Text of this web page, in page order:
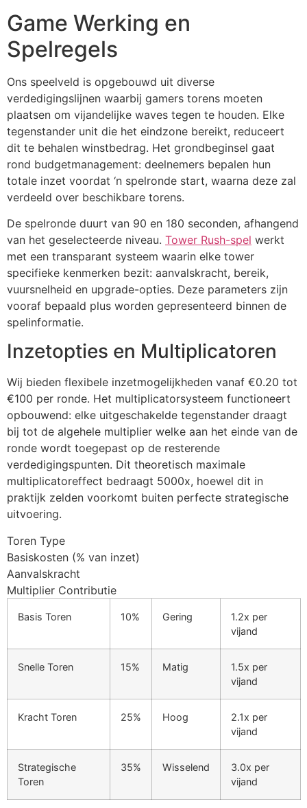
panel
panel
panel
panel
panel
panel
panel
panel
panel
panel
panel
panel
panel
Panel
Panel
oku
Panel
Panel
panel
Oku
panel
panel
Game Werking en
Spelregels
Ons speelveld is opgebouwd uit diverse
verdedigingslijnen waarbij gamers torens moeten
plaatsen om vijandelijke waves tegen te houden. Elke
tegenstander unit die het eindzone bereikt, reduceert
dit te behalen winstbedrag. Het grondbeginsel gaat
rond budgetmanagement: deelnemers bepalen hun
totale inzet voordat ‘n spelronde start, waarna deze zal
verdeeld over beschikbare torens.
De spelronde duurt van 90 en 180 seconden, afhangend
van het geselecteerde niveau. Tower Rush-spel werkt
met een transparant systeem waarin elke tower
specifieke kenmerken bezit: aanvalskracht, bereik,
vuursnelheid en upgrade-opties. Deze parameters zijn
vooraf bepaald plus worden gepresenteerd binnen de
spelinformatie.
Inzetopties en Multiplicatoren
Wij bieden flexibele inzetmogelijkheden vanaf €0.20 tot
€100 per ronde. Het multiplicatorsysteem functioneert
opbouwend: elke uitgeschakelde tegenstander draagt
bij tot de algehele multiplier welke aan het einde van de
ronde wordt toegepast op de resterende
verdedigingspunten. Dit theoretisch maximale
multiplicatoreffect bedraagt 5000x, hoewel dit in
praktijk zelden voorkomt buiten perfecte strategische
uitvoering.
Toren Type
Basiskosten (% van inzet)
Aanvalskracht
Multiplier Contributie
Basis Toren 10% Gering
1.2x per
vijand
Snelle Toren 15% Matig
1.5x per
vijand
Kracht Toren 25% Hoog
2.1x per
vijand
Strategische
Toren
35% Wisselend
3.0x per
vijand